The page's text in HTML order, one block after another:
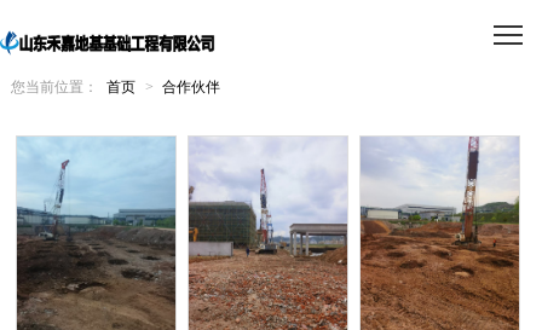
您当前位置： 首页 > 合作伙伴